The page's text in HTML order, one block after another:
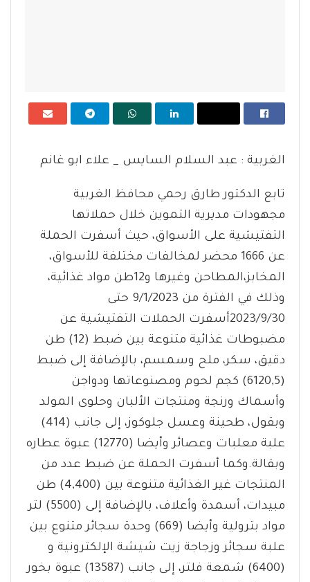
الغربية : عبد السلام السايس _ علاء ابو غانم
تابع الدكتور طارق رحمي محافظ الغربية
مجهودات مديرية التموين خلال حملاتها
التفتيشية على الأسواق، حيث أسفرت الحملة
عن 1666 محضر لمخالفات مختلفة للأسواق،
المخابز،المطاحن وغيرها و12طن مواد غذائية،
وذلك في الفترة من 9/1/2023 حتى
2023/9/30أسفرت الحملات التفتيشية عن
مضبوطات غذائية متنوعة بين ضبط (12) طن
دقيق، سكر، ملح وسمسم، بالإضافة إلى ضبط
(6120,5) كجم لحوم ومصنوعاتها ودواجن
وأسماك ورنجة ومنتجات الألبان وحلوى المولد
وبقول، طحينة وعسل جلوكوز، إلى جانب (414)
علبة معلبات وعصائر وأيضا (12770) عبوة عطاره
وبقالة.وكما أسفرت الحملة عن ضبط عدد من
المنتجات غير الغذائية متنوعة بين (4,400) طن
مبيدات، أسمدة وأعلاف، بالإضافة إلى (5500) لتر
مواد بترولية وأيضا (669) وحدة سجائر متنوع بين
علبة سجائر وزجاجة زيت شيشة الإلكترونية و
(6400) شمعة فلتر، إلى جانب (13587) عبوة بخور